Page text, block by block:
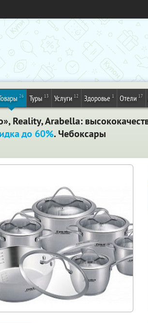
26 Туры 13 Услуги 12 Здоровье 1 Отели 17
Arabella:
до 60%. Чебоксары